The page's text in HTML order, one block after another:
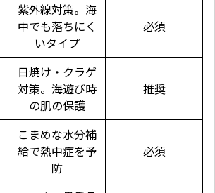
紫外線対策。海
中でも落ちにく
いタイプ
必須
日焼け・クラゲ
対策。海遊び時
の肌の保護
推奨
こまめな水分補
給で熱中症を予
防
必須